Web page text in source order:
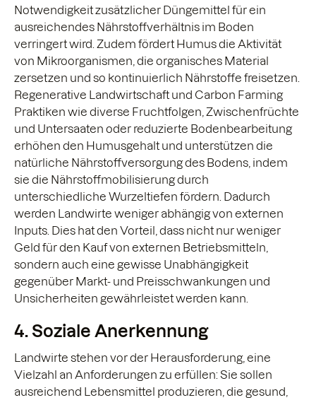
Notwendigkeit zusätzlicher Düngemittel für ein
ausreichendes Nährstoffverhältnis im Boden
verringert wird. Zudem fördert Humus die Aktivität
von Mikroorganismen, die organisches Material
zersetzen und so kontinuierlich Nährstoffe freisetzen.
Regenerative Landwirtschaft und Carbon Farming
Praktiken wie diverse Fruchtfolgen, Zwischenfrüchte
und Untersaaten oder reduzierte Bodenbearbeitung
erhöhen den Humusgehalt und unterstützen die
natürliche Nährstoffversorgung des Bodens, indem
sie die Nährstoffmobilisierung durch
unterschiedliche Wurzeltiefen fördern. Dadurch
werden Landwirte weniger abhängig von externen
Inputs. Dies hat den Vorteil, dass nicht nur weniger
Geld für den Kauf von externen Betriebsmitteln,
sondern auch eine gewisse Unabhängigkeit
gegenüber Markt- und Preisschwankungen und
Unsicherheiten gewährleistet werden kann.
4. Soziale Anerkennung
Landwirte stehen vor der Herausforderung, eine
Vielzahl an Anforderungen zu erfüllen: Sie sollen
ausreichend Lebensmittel produzieren, die gesund,